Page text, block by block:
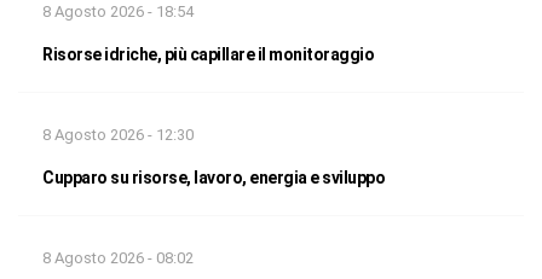
8 Agosto 2026 - 18:54
Risorse idriche, più capillare il monitoraggio
8 Agosto 2026 - 12:30
Cupparo su risorse, lavoro, energia e sviluppo
8 Agosto 2026 - 08:02